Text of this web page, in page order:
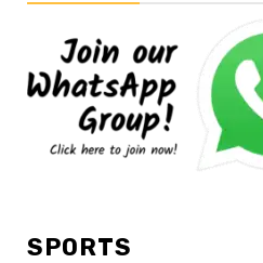
SPORTS